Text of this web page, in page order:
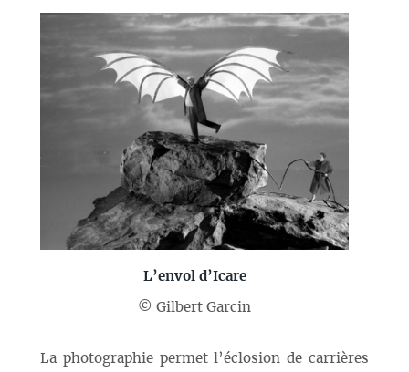
L’envol d’Icare
© Gilbert Garcin
La photographie permet l’éclosion de carrières